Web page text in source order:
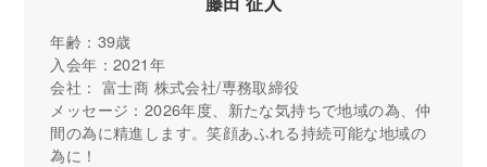
年齢：39歳
入会年：2021年
会社： 富士商 株式会社/専務取締役
メッセージ：2026年度、新たな気持ちで地域の為、仲
間の為に精進します。笑顔あふれる持続可能な地域の
為に！